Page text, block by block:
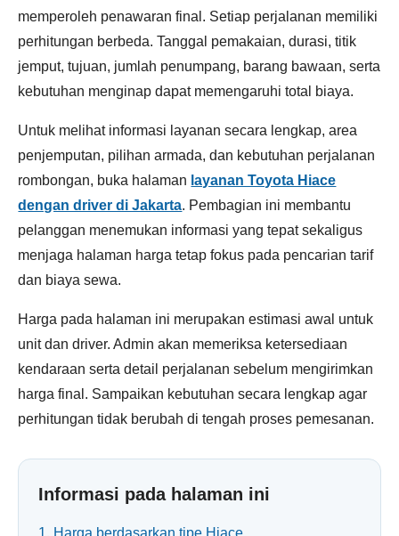
memperoleh penawaran final. Setiap perjalanan memiliki
perhitungan berbeda. Tanggal pemakaian, durasi, titik
jemput, tujuan, jumlah penumpang, barang bawaan, serta
kebutuhan menginap dapat memengaruhi total biaya.
Untuk melihat informasi layanan secara lengkap, area
penjemputan, pilihan armada, dan kebutuhan perjalanan
rombongan, buka halaman layanan Toyota Hiace
dengan driver di Jakarta. Pembagian ini membantu
pelanggan menemukan informasi yang tepat sekaligus
menjaga halaman harga tetap fokus pada pencarian tarif
dan biaya sewa.
Harga pada halaman ini merupakan estimasi awal untuk
unit dan driver. Admin akan memeriksa ketersediaan
kendaraan serta detail perjalanan sebelum mengirimkan
harga final. Sampaikan kebutuhan secara lengkap agar
perhitungan tidak berubah di tengah proses pemesanan.
Informasi pada halaman ini
1. Harga berdasarkan tipe Hiace